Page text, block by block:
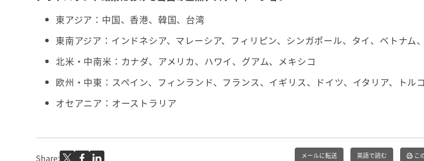
東アジア：中国、香港、韓国、台湾
東南アジア：インドネシア、マレーシア、フィリピン、シンガポール、タイ、ベトナム
北米・中南米：カナダ、アメリカ、ハワイ、グアム、メキシコ
欧州・中東：スペイン、フィンランド、フランス、イギリス、ドイツ、イタリア、トルコ
オセアニア：オーストラリア
Share: メールに転送 英語で読む こ